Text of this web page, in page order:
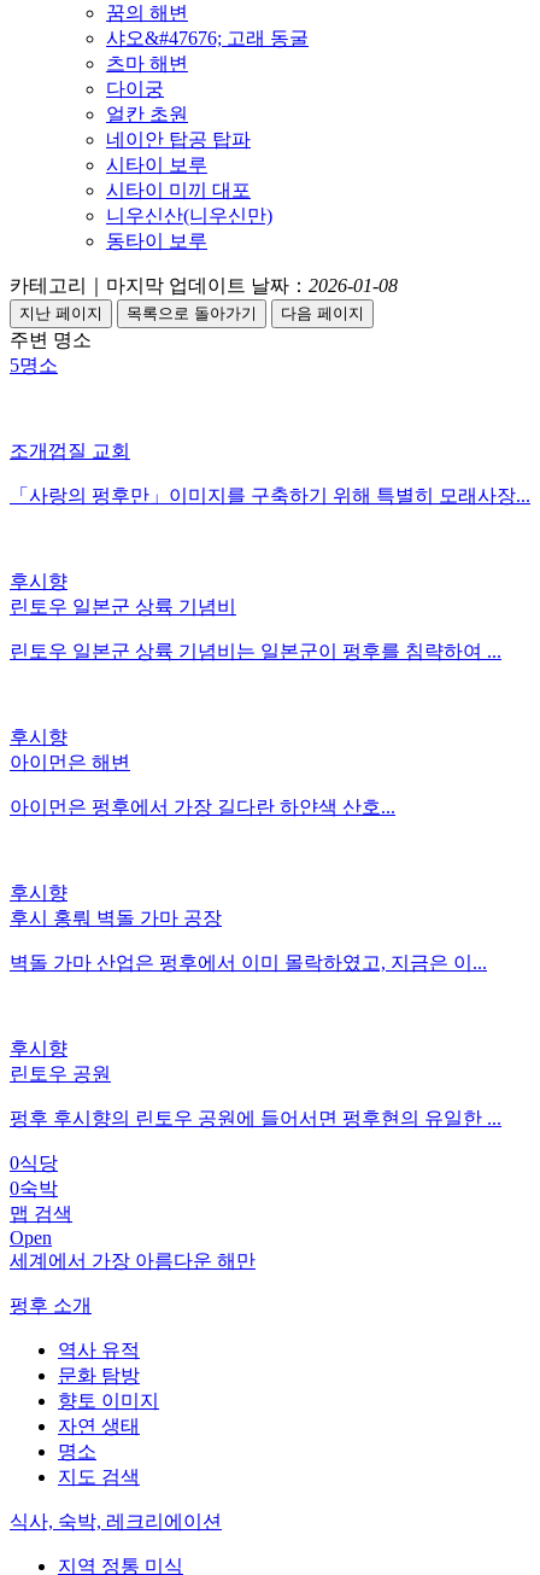
꿈의 해변
샤오&#47676; 고래 동굴
츠마 해변
다이궁
얼칸 초원
네이안 탑공 탑파
시타이 보루
시타이 미끼 대포
니우신산(니우신만)
동타이 보루
카테고리｜마지막 업데이트 날짜： 2026-01-08
주변 명소
5명소
조개껍질 교회
「사랑의 펑후만」이미지를 구축하기 위해 특별히 모래사장...
후시향
린토우 일본군 상륙 기념비
린토우 일본군 상륙 기념비는 일본군이 펑후를 침략하여 ...
후시향
아이먼은 해변
아이먼은 펑후에서 가장 길다란 하얀색 산호...
후시향
후시 홍뤄 벽돌 가마 공장
벽돌 가마 산업은 펑후에서 이미 몰락하였고, 지금은 이...
후시향
린토우 공원
펑후 후시향의 린토우 공원에 들어서면 펑후현의 유일한 ...
0식당
0숙박
맵 검색
Open
세계에서 가장 아름다운 해만
펑후 소개
역사 유적
문화 탐방
향토 이미지
자연 생태
명소
지도 검색
식사, 숙박, 레크리에이션
지역 정통 미식